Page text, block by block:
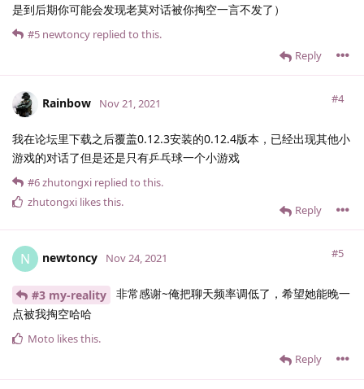
是到后期你可能会发现老莫对话被你掏空一言不发了）
Reply
#5 newtoncy replied to this.
Rainbow #4
Nov 21, 2021
我在论坛里下载之后覆盖0.12.3安装的0.12.4版本，已经出现其他小
游戏的对话了但是还是只有乒乓球一个小游戏
Reply
#6zhutongxi replied to this.
zhutongxi likes this.
N newtoncy #5
Nov 24, 2021
#3 my-reality
非常感谢~俺把聊天频率调低了，希望她能晚一
点被我掏空哈哈
Reply
Moto likes this.